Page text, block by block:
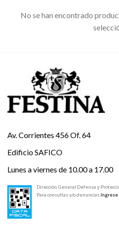
No se han encontrado
Av. Corrientes 456 Of. 64
Edificio SAFICO
Lunes a viernes de 10.00 a 17.00
Dirección General Defensa y
Para consultas y/o denuncias Ingrese